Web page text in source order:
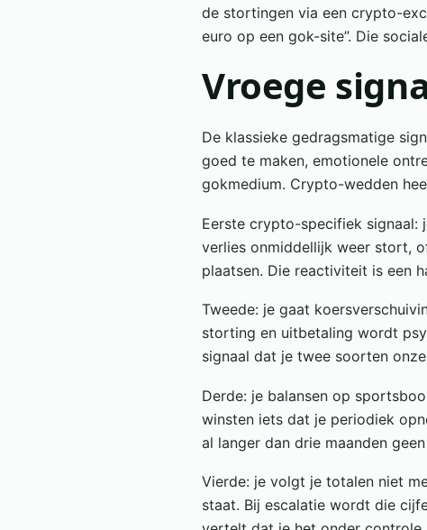
de stortingen via een crypto-
euro op een gok-site”. Die
Vroege
De klassieke gedragsmatige
goed te maken, emotionele
gokmedium. Crypto-wedden
Eerste crypto-specifiek
verlies onmiddellijk weer stort,
plaatsen. Die reactiviteit is een
Tweede: je gaat
storting en uitbetaling wordt
signaal dat je twee soorten
Derde: je balansen op
winsten iets dat je periodiek
al langer dan drie maanden
Vierde: je volgt je totalen niet
staat. Bij escalatie wordt die